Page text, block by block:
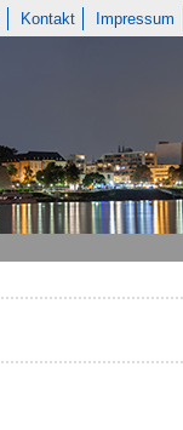
Kontakt Impressum